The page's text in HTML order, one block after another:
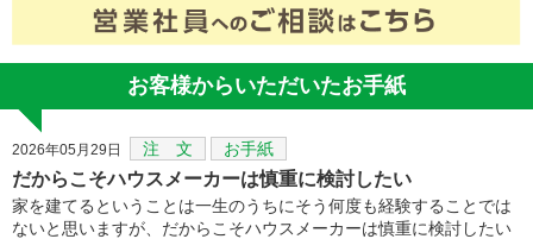
お客様からいただいたお手紙
2026年05月29日 注 文 お手紙
だからこそハウスメーカーは慎重に検討したい
家を建てるということは一生のうちにそう何度も経験することでは
ないと思いますが、だからこそハウスメーカーは慎重に検討したい